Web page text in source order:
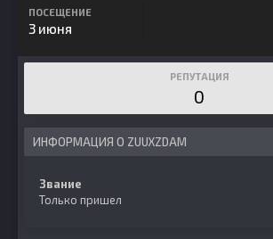
ПОСЕЩЕНИЕ
3 июня
РЕПУТАЦИЯ
0
ИНФОРМАЦИЯ О ZUUXZDAM
Звание
Только пришел